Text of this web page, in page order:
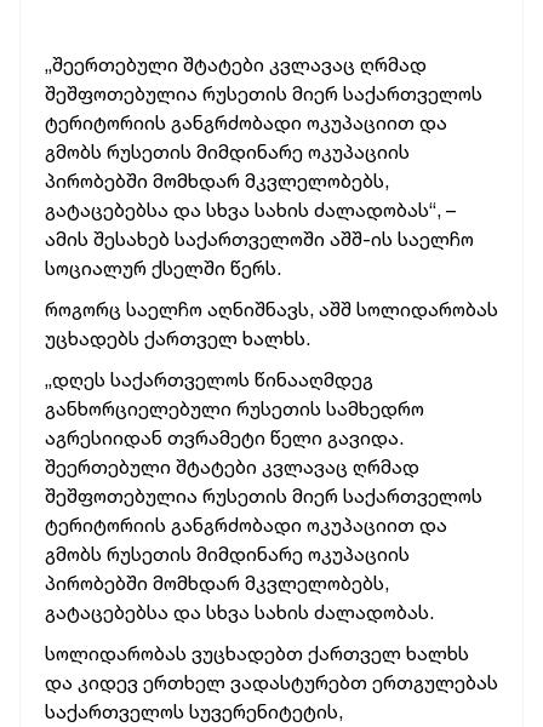
„შეერთებული შტატები კვლავაც ღრმად
შეშფოთებულია რუსეთის მიერ საქართველოს
ტერიტორიის განგრძობადი ოკუპაციით და
გმობს რუსეთის მიმდინარე ოკუპაციის
პირობებში მომხდარ მკვლელობებს,
გატაცებებსა და სხვა სახის ძალადობას“, –
ამის შესახებ საქართველოში აშშ-ის საელჩო
სოციალურ ქსელში წერს.
როგორც საელჩო აღნიშნავს, აშშ სოლიდარობას
უცხადებს ქართველ ხალხს.
„დღეს საქართველოს წინააღმდეგ
განხორციელებული რუსეთის სამხედრო
აგრესიიდან თვრამეტი წელი გავიდა.
შეერთებული შტატები კვლავაც ღრმად
შეშფოთებულია რუსეთის მიერ საქართველოს
ტერიტორიის განგრძობადი ოკუპაციით და
გმობს რუსეთის მიმდინარე ოკუპაციის
პირობებში მომხდარ მკვლელობებს,
გატაცებებსა და სხვა სახის ძალადობას.
სოლიდარობას ვუცხადებთ ქართველ ხალხს
და კიდევ ერთხელ ვადასტურებთ ერთგულებას
საქართველოს სუვერენიტეტის,